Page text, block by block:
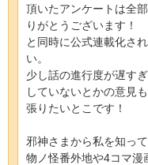
頂いたアンケートは全
りがとうございます！
と同時に公式連載化さ
い。
少し話の進行度が遅す
していないとかの意見
張りたいとこです！
邪神さまから私を知っ
物ノ怪番外地や4コマ漫